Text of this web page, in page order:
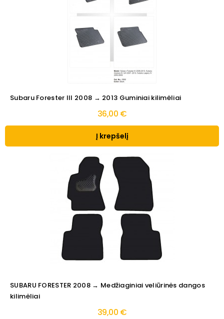
Subaru Forester III 2008 → 2013 Guminiai kilimėliai
36,00 €
Į krepšelį
SUBARU FORESTER 2008 → Medžiaginiai veliūrinės dangos
kilimėliai
39,00 €